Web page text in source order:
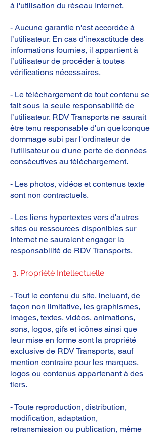
à l'utilisation du réseau Internet.
- Aucune garantie n'est accordée à
l’utilisateur. En cas d'inexactitude des
informations fournies, il appartient à
l’utilisateur de procéder à toutes
vérifications nécessaires.
- Le téléchargement de tout contenu se
fait sous la seule responsabilité de
l’utilisateur. RDV Transports ne saurait
être tenu responsable d'un quelconque
dommage subi par l'ordinateur de
l'utilisateur ou d'une perte de données
consécutives au téléchargement.
- Les photos, vidéos et contenus texte
sont non contractuels.
- Les liens hypertextes vers d'autres
sites ou ressources disponibles sur
Internet ne sauraient engager la
responsabilité de RDV Transports.
3. Propriété Intellectuelle
- Tout le contenu du site, incluant, de
façon non limitative, les graphismes,
images, textes, vidéos, animations,
sons, logos, gifs et icônes ainsi que
leur mise en forme sont la propriété
exclusive de RDV Transports, sauf
mention contraire pour les marques,
logos ou contenus appartenant à des
tiers.
- Toute reproduction, distribution,
modification, adaptation,
retransmission ou publication, même